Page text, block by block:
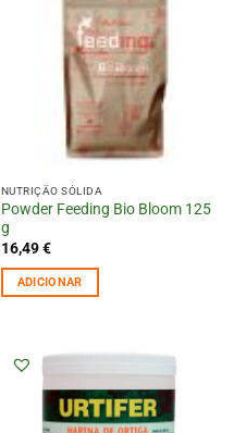
NUTRIÇÃO SÓLIDA
Powder Feeding Bio Bloom 125
g
16,49€
ADICIONAR